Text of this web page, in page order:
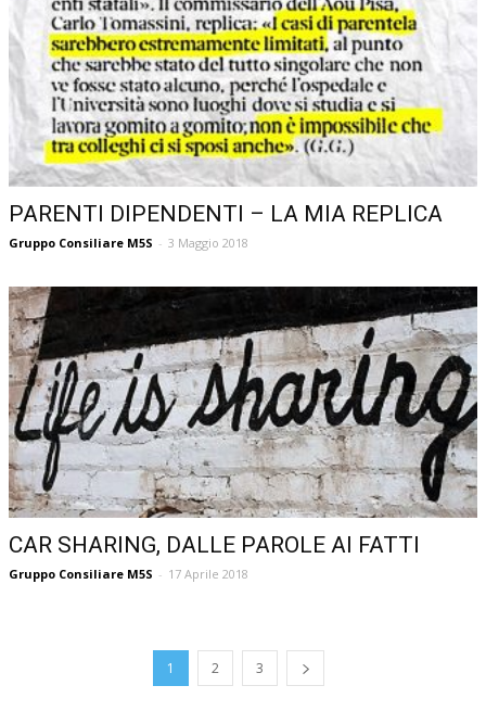
PARENTI DIPENDENTI – LA MIA REPLICA
Gruppo Consiliare M5S - 3 Maggio 2018
CAR SHARING, DALLE PAROLE AI FATTI
Gruppo Consiliare M5S - 17 Aprile 2018
1 2 3